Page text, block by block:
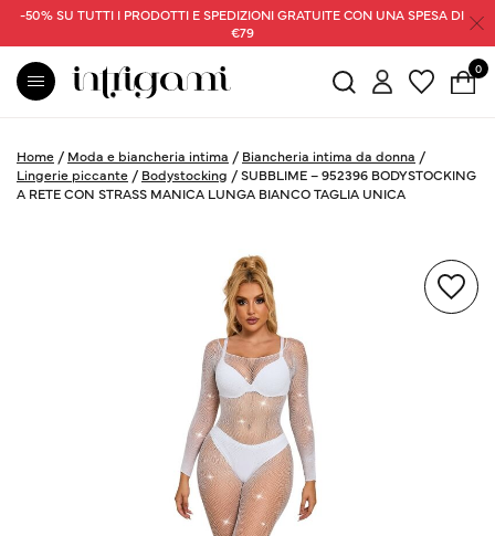
-50% SU TUTTI I PRODOTTI E SPEDIZIONI GRATUITE CON UNA SPESA DI
€79
0
Home / Moda e biancheria intima / Biancheria intima da donna /
Lingerie piccante / Bodystocking /SUBBLIME – 952396 BODYSTOCKING
A RETE CON STRASS MANICA LUNGA BIANCO TAGLIA UNICA